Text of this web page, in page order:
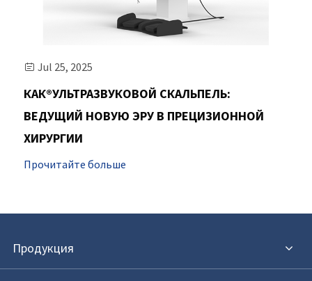
 Jul 25, 2025
КАК®УЛЬТРАЗВУКОВОЙ СКАЛЬПЕЛЬ:
ВЕДУЩИЙ НОВУЮ ЭРУ В ПРЕЦИЗИОННОЙ
ХИРУРГИИ
Прочитайте больше
Продукция